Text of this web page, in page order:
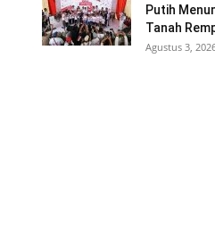
Putih
Tanah
Agustus 3,